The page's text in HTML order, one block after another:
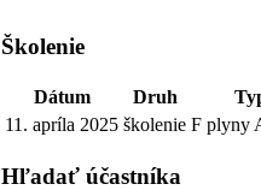
Školenie
Dátum Druh
11. apríla 2025 školenie F plyny
Hľadať účastníka